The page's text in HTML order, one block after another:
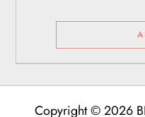
Copyright © 2026